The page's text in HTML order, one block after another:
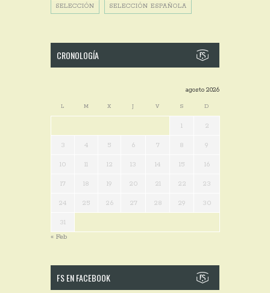
SELECCIÓN SELECCIÓN ESPAÑOLA
CRONOLOGÍA
agosto 2026
L M X J V S D
1 2
3 4 5 6 7 8 9
10 11 12 13 14 15 16
17 18 19 20 21 22 23
24 25 26 27 28 29 30
31
« Feb
FS EN FACEBOOK